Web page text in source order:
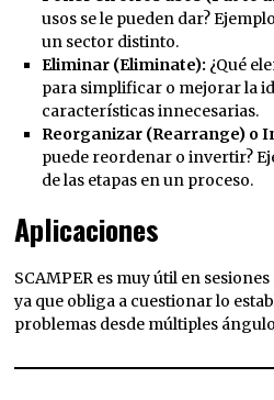
usos se le pueden dar?
un sector distinto.
Eliminar (Eliminate): ¿Qué
para simplificar o mejorar la
características innecesarias.
Reorganizar (Rearrange) o
puede reordenar o invertir?
de las etapas en un proceso.
Aplicaciones
SCAMPER es muy útil en
ya que obliga a cuestionar lo
problemas desde múltiples